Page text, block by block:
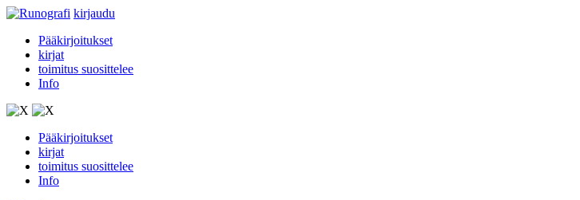
kirjaudu
Pääkirjoitukset
kirjat
toimitus suosittelee
Info
Pääkirjoitukset
kirjat
toimitus suosittelee
Info